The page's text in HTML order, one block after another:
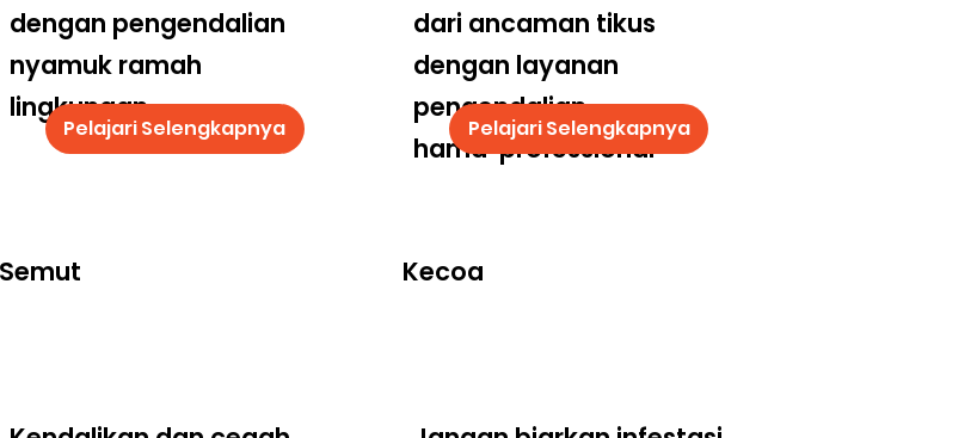
dengan pengendalian
nyamuk ramah
lingkungan
Pelajari Selengkapnya
dari ancaman tikus
dengan layanan
pengendalian
hama professional
Pelajari Selengkapnya
Semut Kecoa